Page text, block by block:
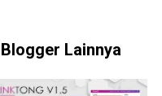
Lainnya